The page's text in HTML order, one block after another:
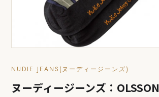
NUDIE JEANS(ヌーディージーンズ)
ヌーディージーンズ：